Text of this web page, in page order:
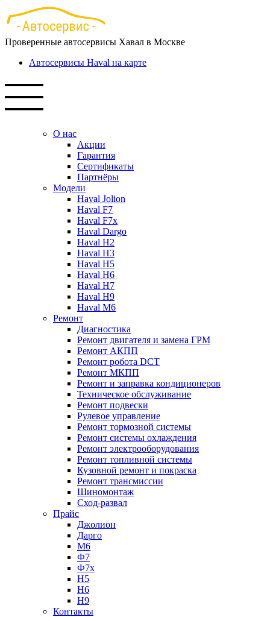
Перейти
к
основному
содержанию
Проверенные автосервисы Хавал в Москве
Автосервисы Haval на карте
О нас
Акции
Гарантия
Сертификаты
Партнёры
Модели
Haval Jolion
Haval F7
Haval F7x
Haval Dargo
Haval H2
Haval H3
Haval H5
Haval H6
Haval H7
Haval H9
Haval M6
Ремонт
Диагностика
Ремонт двигателя и замена ГРМ
Ремонт АКПП
Ремонт робота DCT
Ремонт МКПП
Ремонт и заправка кондиционеров
Техническое обслуживание
Ремонт подвески
Рулевое управление
Ремонт тормозной системы
Ремонт системы охлаждения
Ремонт электрооборудования
Ремонт топливной системы
Кузовной ремонт и покраска
Ремонт трансмиссии
Шиномонтаж
Сход-развал
Прайс
Джолион
Дарго
М6
Ф7
Ф7х
Н5
Н6
Н9
Контакты